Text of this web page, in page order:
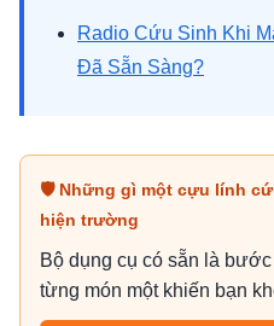
Radio Cứu Sinh Khi
Đã Sẵn Sàng?
🛡 Những gì một cựu lính
hiện trường
Bộ dụng cụ có sẵn là
từng món một khiến bạn